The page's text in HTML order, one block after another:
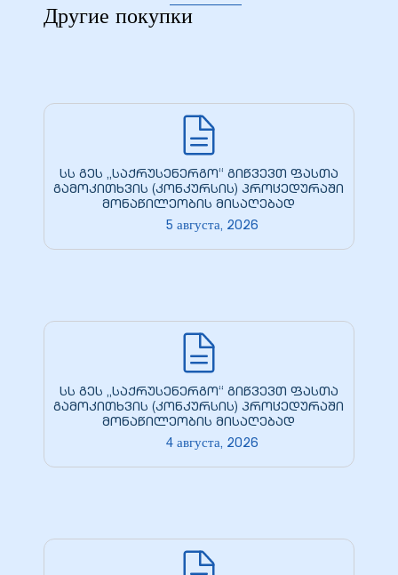
Другие покупки
სს გეს „საქრუსენერგო“ გიწვევთ ფასთა
გამოკითხვის (კონკურსის) პროცედურაში
მონაწილეობის მისაღებად
5 августа, 2026
სს გეს „საქრუსენერგო“ გიწვევთ ფასთა
გამოკითხვის (კონკურსის) პროცედურაში
მონაწილეობის მისაღებად
4 августа, 2026